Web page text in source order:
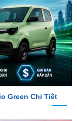
Green Chi Tiết